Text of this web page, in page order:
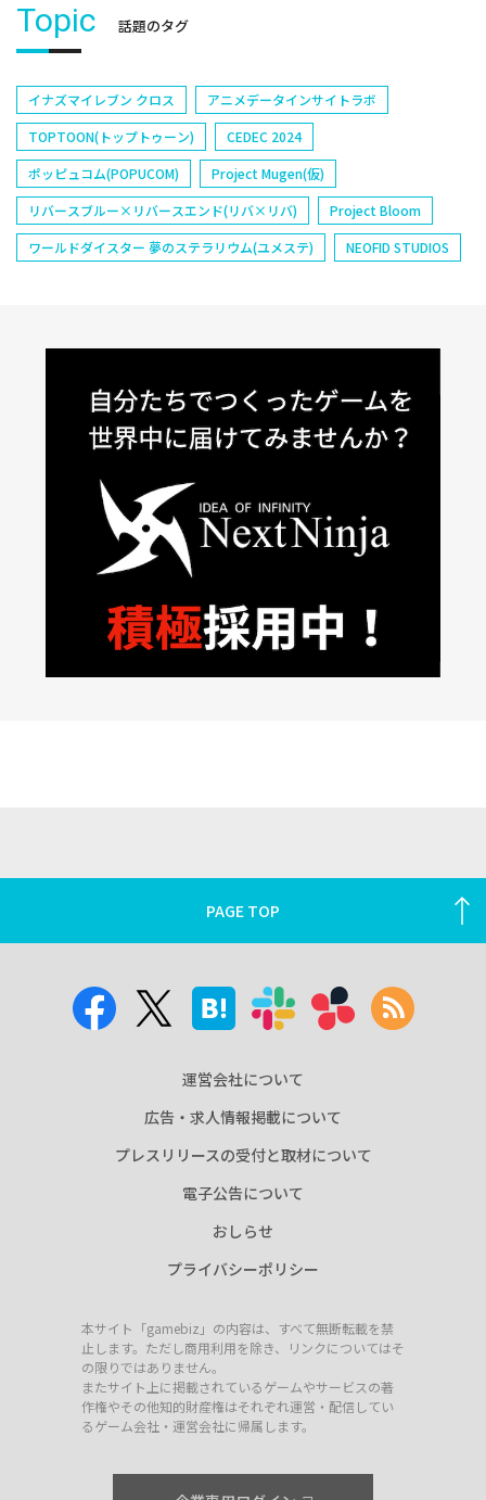
Topic 話題のタグ
イナズマイレブン クロス
アニメデータインサイトラボ
TOPTOON(トップトゥーン)
CEDEC 2024
ポッピュコム(POPUCOM)
Project Mugen(仮)
リバースブルー×リバースエンド(リバ×リバ)
Project Bloom
ワールドダイスター 夢のステラリウム(ユメステ)
NEOFID STUDIOS
PAGE TOP
運営会社について
広告・求人情報掲載について
プレスリリースの受付と取材について
電子公告について
おしらせ
プライバシーポリシー
本サイト「gamebiz」の内容は、すべて無断転載を禁
止します。ただし商用利用を除き、リンクについてはそ
の限りではありません。
またサイト上に掲載されているゲームやサービスの著
作権やその他知的財産権はそれぞれ運営・配信してい
るゲーム会社・運営会社に帰属します。